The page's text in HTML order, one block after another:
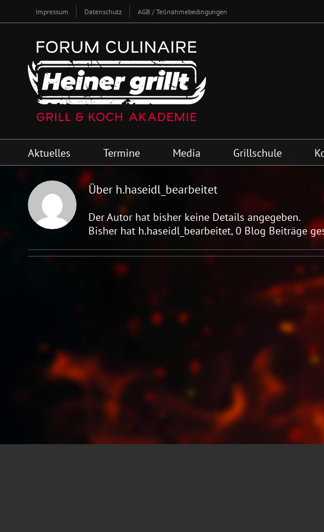
Inhalt
Impressum Datenschutz AGB / Teilnahmebedingungen
Aktuelles Termine Media Grillschule
Über h.haseidl_bearbeitet
Der Autor hat bisher keine Details angegeben.
Bisher hat h.haseidl_bearbeitet, 0 Blog Beiträge